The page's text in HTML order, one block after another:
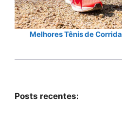
Melhores Tênis de Corrida
Posts recentes: